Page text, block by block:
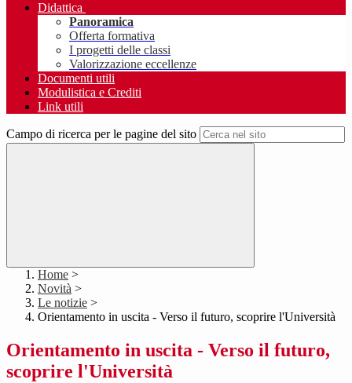
Didattica
Panoramica
Offerta formativa
I progetti delle classi
Valorizzazione eccellenze
Documenti utili
Modulistica e Crediti
Link utili
Campo di ricerca per le pagine del sito
Home >
Novità >
Le notizie >
Orientamento in uscita - Verso il futuro, scoprire l'Università
Orientamento in uscita - Verso il futuro,
scoprire l'Università